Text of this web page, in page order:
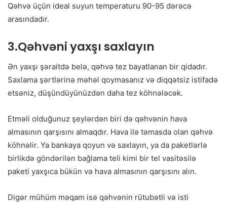
Qəhvə üçün ideal suyun temperaturu 90-95 dərəcə
arasındadır.
3.Qəhvəni yaxşı saxlayın
Ən yaxşı şəraitdə belə, qəhvə tez bayatlanan bir qidadır.
Saxlama şərtlərinə məhəl qoymasanız və diqqətsiz istifadə
etsəniz, düşündüyünüzdən daha tez köhnələcək.
Etməli olduğunuz şeylərdən biri də qəhvənin hava
almasının qarşısını almaqdır. Hava ilə təmasda olan qəhvə
köhnəlir. Ya bankaya qoyun və saxlayın, ya da paketlərlə
birlikdə göndərilən bağlama teli kimi bir tel vasitəsilə
paketi yaxşıca bükün və hava almasının qarşısını alın.
Digər mühüm məqam isə qəhvənin rütubətli və isti